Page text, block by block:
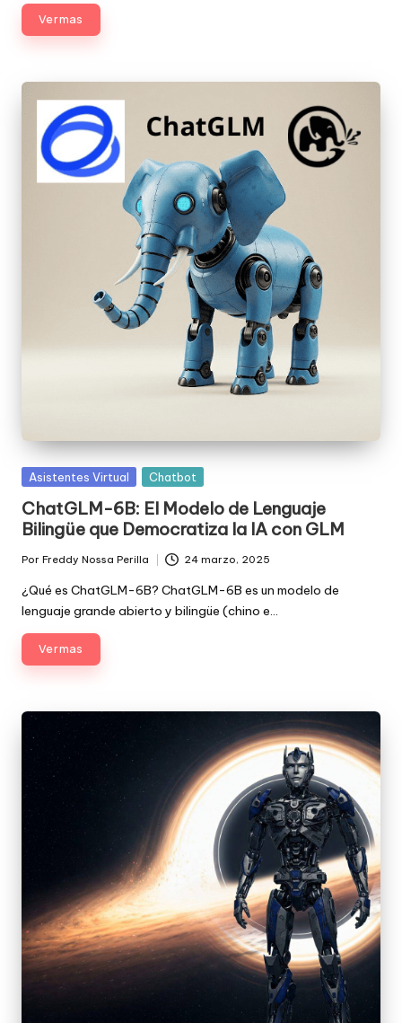
Ver mas
Posted
Asistentes Virtual Chatbot
ChatGLM-6B: El Modelo de Lenguaje
Bilingüe que Democratiza la IA con GLM
Publicado
por
Por Freddy Nossa Perilla 24 marzo, 2025
¿Qué es ChatGLM-6B? ChatGLM-6B es un modelo de
lenguaje grande abierto y bilingüe (chino e…
Ver mas